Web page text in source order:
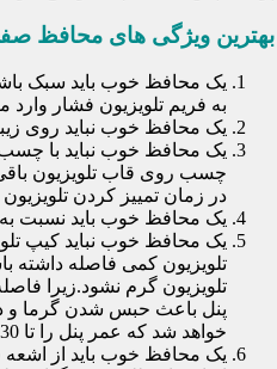
بهترین ویژگی های محافظ
یک محافظ خوب باید سبک
به فریم تلویزیون فشار وارد
یک محافظ خوب نباید روی
یک محافظ خوب نباید با
چسب روی قاب تلویزیون
در زمان تمییز کردن
یک محافظ خوب باید نسبت
یک محافظ خوب نباید کیپ
تلویزیون کمی فاصله داشته
تلویزیون گرم نشود.زیرا
پنل باعث حبس شدن گرما و
خواهد شد که عمر پنل را تا 30 درصد کاهش خواهد داد.